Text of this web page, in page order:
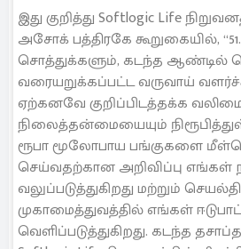
இது குறித்து Softlogic Life
அசோக் பத்திரகே கூறுகையில்,
சொத்துக்களும், கடந்த ஆண்டில்
வரையறுக்கப்பட்ட வருவாய்
ஏற்கனவே குறிப்பிடத்தக்க
நிலைத்தன்மையையும்
ரூபா மூலோபாய பங்குகளை
செய்வதற்கான அறிவிப்பு
வலுப்படுத்துகிறது மற்றும்
முகாமைத்துவத்தில் எங்கள்
வெளிப்படுத்துகிறது. கடந்த